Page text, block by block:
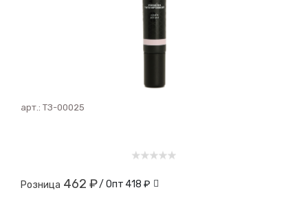
арт.: ТЗ-00025
Розница 462 ₽/ Опт 418 ₽